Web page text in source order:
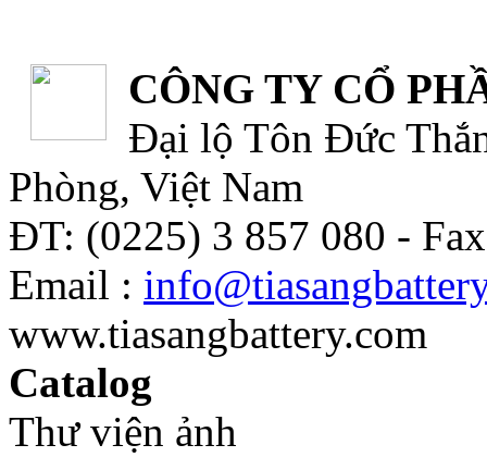
CÔNG TY CỔ
Đại lộ Tôn Đức
Phòng, Việt Nam
ĐT: (0225) 3 857 080 -
Email :
www.tiasangbattery.com
Catalog
Thư viện ảnh